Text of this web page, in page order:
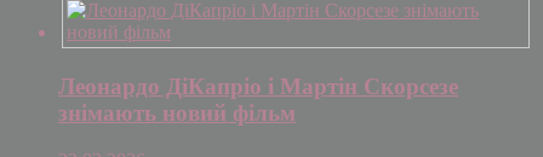
Леонардо ДіКапріо і Мартін Скорсезе
знімають новий фільм